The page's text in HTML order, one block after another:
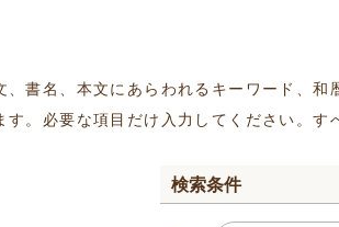
、書名、本文にあらわれるキーワード、
す。必要な項目だけ入力してください。
検索条件